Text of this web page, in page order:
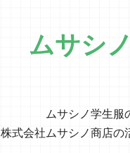
ムサシ
ムサシノ学生服
株式会社ムサシノ商店の